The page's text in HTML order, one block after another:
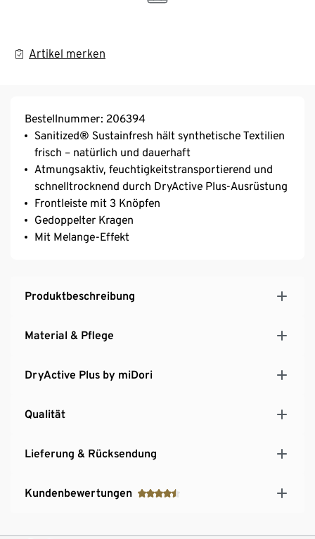
Artikel merken
Bestellnummer: 206394
Sanitized® Sustainfresh hält synthetische Textilien
frisch – natürlich und dauerhaft
Atmungsaktiv, feuchtigkeitstransportierend und
schnelltrocknend durch DryActive Plus-Ausrüstung
Frontleiste mit 3 Knöpfen
Gedoppelter Kragen
Mit Melange-Effekt
Produktbeschreibung
Material & Pflege
DryActive Plus by miDori
Qualität
Lieferung & Rücksendung
Kundenbewertungen